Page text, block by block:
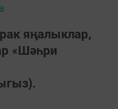
яңалыклар,
«Шәһри